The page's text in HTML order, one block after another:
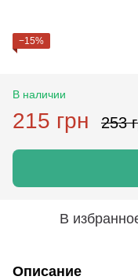
−15%
В наличии
215 грн 253
В
Описание